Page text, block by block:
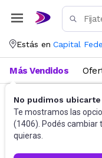
Estás en Capital
No pudimos ubicarte
Te mostramos las
(1406). Podés cambiar
quieras.
Más Vendidos
Accesorios de